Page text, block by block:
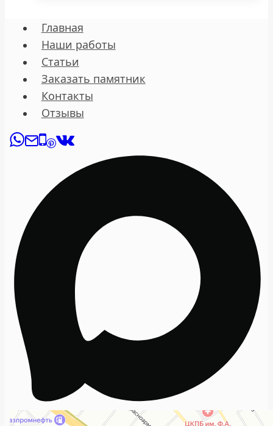
Главная
Наши работы
Статьи
Заказать памятник
Контакты
Отзывы